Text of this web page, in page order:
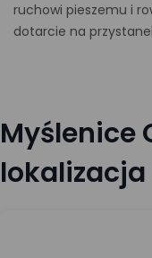
ruchowi pieszemu i
dotarcie na
Myślenice
lokalizacja